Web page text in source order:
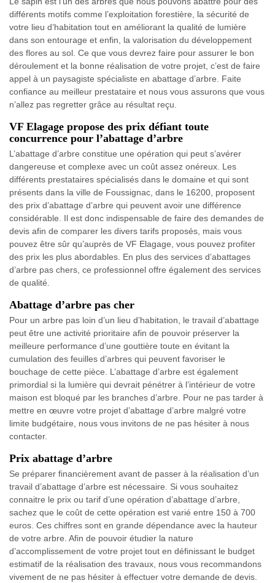
différents motifs comme l’exploitation forestière, la sécurité de
votre lieu d’habitation tout en améliorant la qualité de lumière
dans son entourage et enfin, la valorisation du développement
des flores au sol. Ce que vous devrez faire pour assurer le bon
déroulement et la bonne réalisation de votre projet, c’est de faire
appel à un paysagiste spécialiste en abattage d’arbre. Faite
confiance au meilleur prestataire et nous vous assurons que vous
n’allez pas regretter grâce au résultat reçu.
VF Elagage propose des prix défiant toute
concurrence pour l’abattage d’arbre
L’abattage d’arbre constitue une opération qui peut s’avérer
dangereuse et complexe avec un coût assez onéreux. Les
différents prestataires spécialisés dans le domaine et qui sont
présents dans la ville de Foussignac, dans le 16200, proposent
des prix d’abattage d’arbre qui peuvent avoir une différence
considérable. Il est donc indispensable de faire des demandes de
devis afin de comparer les divers tarifs proposés, mais vous
pouvez être sûr qu’auprès de VF Elagage, vous pouvez profiter
des prix les plus abordables. En plus des services d’abattages
d’arbre pas chers, ce professionnel offre également des services
de qualité.
Abattage d’arbre pas cher
Pour un arbre pas loin d’un lieu d’habitation, le travail d’abattage
peut être une activité prioritaire afin de pouvoir préserver la
meilleure performance d’une gouttière toute en évitant la
cumulation des feuilles d’arbres qui peuvent favoriser le
bouchage de cette pièce. L’abattage d’arbre est également
primordial si la lumière qui devrait pénétrer à l’intérieur de votre
maison est bloqué par les branches d’arbre. Pour ne pas tarder à
mettre en œuvre votre projet d’abattage d’arbre malgré votre
limite budgétaire, nous vous invitons de ne pas hésiter à nous
contacter.
Prix abattage d’arbre
Se préparer financièrement avant de passer à la réalisation d’un
travail d’abattage d’arbre est nécessaire. Si vous souhaitez
connaitre le prix ou tarif d’une opération d’abattage d’arbre,
sachez que le coût de cette opération est varié entre 150 à 700
euros. Ces chiffres sont en grande dépendance avec la hauteur
de votre arbre. Afin de pouvoir étudier la nature
d’accomplissement de votre projet tout en définissant le budget
estimatif de la réalisation des travaux, nous vous recommandons
vivement de ne pas hésiter à effectuer votre demande de devis.